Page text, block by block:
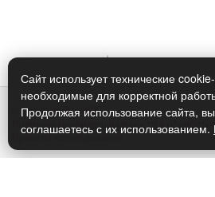
© Арт Дизайн 2026
Политика конфиденциальности и
Правила использования
Сайт использует технические
необходимые для корректной
Продолжая использование сайта, вы
соглашаетесь с их использованием.